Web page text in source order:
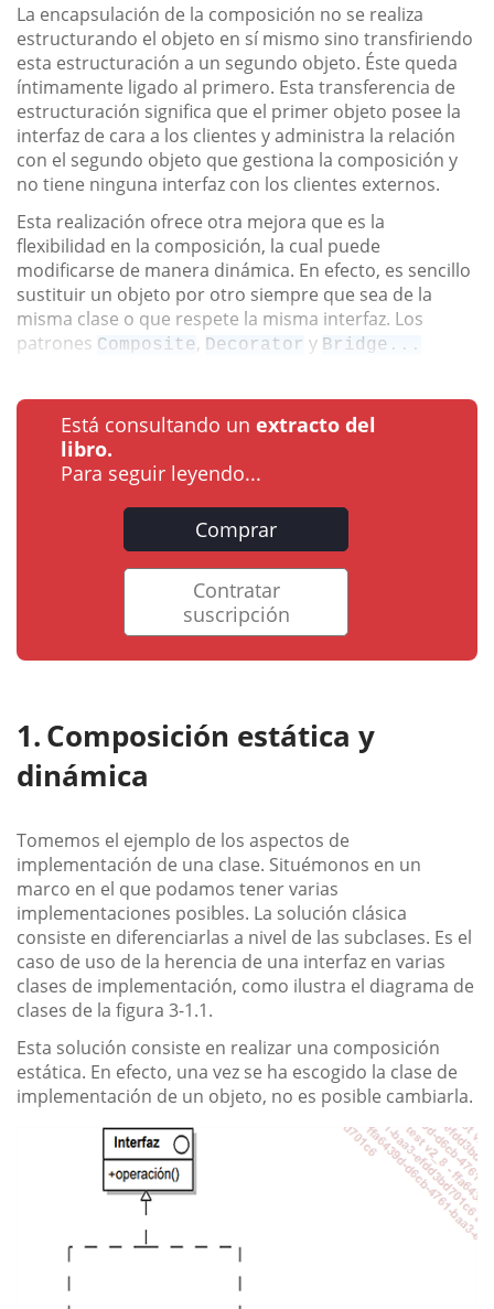
La encapsulación de la composición no se realiza
estructurando el objeto en sí mismo sino transfiriendo
esta estructuración a un segundo objeto. Éste queda
íntimamente ligado al primero. Esta transferencia de
estructuración significa que el primer objeto posee la
interfaz de cara a los clientes y administra la relación
con el segundo objeto que gestiona la composición y
no tiene ninguna interfaz con los clientes externos.
Esta realización ofrece otra mejora que es la
flexibilidad en la composición, la cual puede
modificarse de manera dinámica. En efecto, es sencillo
sustituir un objeto por otro siempre que sea de la
misma clase o que respete la misma interfaz. Los
patrones Composite, Decorator y Bridge...
Está consultando un extracto del
libro.
Para seguir leyendo...
Comprar
Contratar
suscripción
Composición estática y
dinámica
Tomemos el ejemplo de los aspectos de
implementación de una clase. Situémonos en un
marco en el que podamos tener varias
implementaciones posibles. La solución clásica
consiste en diferenciarlas a nivel de las subclases. Es el
caso de uso de la herencia de una interfaz en varias
clases de implementación, como ilustra el diagrama de
clases de la figura 3-1.1.
Esta solución consiste en realizar una composición
estática. En efecto, una vez se ha escogido la clase de
implementación de un objeto, no es posible cambiarla.